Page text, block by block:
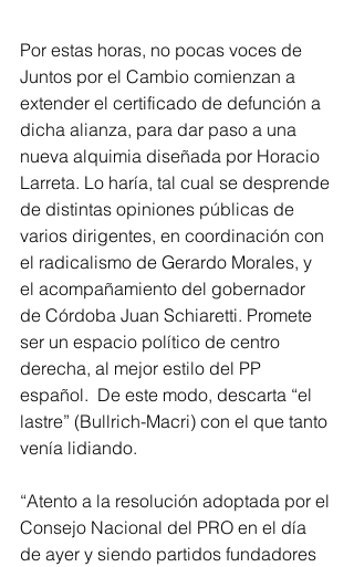
Por estas horas, no pocas voces de
Juntos por el Cambio comienzan a
extender el certificado de defunción a
dicha alianza, para dar paso a una
nueva alquimia diseñada por Horacio
Larreta. Lo haría, tal cual se desprende
de distintas opiniones públicas de
varios dirigentes, en coordinación con
el radicalismo de Gerardo Morales, y
el acompañamiento del gobernador
de Córdoba Juan Schiaretti. Promete
ser un espacio político de centro
derecha, al mejor estilo del PP
español.  De este modo, descarta “el
lastre” (Bullrich-Macri) con el que tanto
venía lidiando.
“Atento a la resolución adoptada por el
Consejo Nacional del PRO en el día
de ayer y siendo partidos fundadores